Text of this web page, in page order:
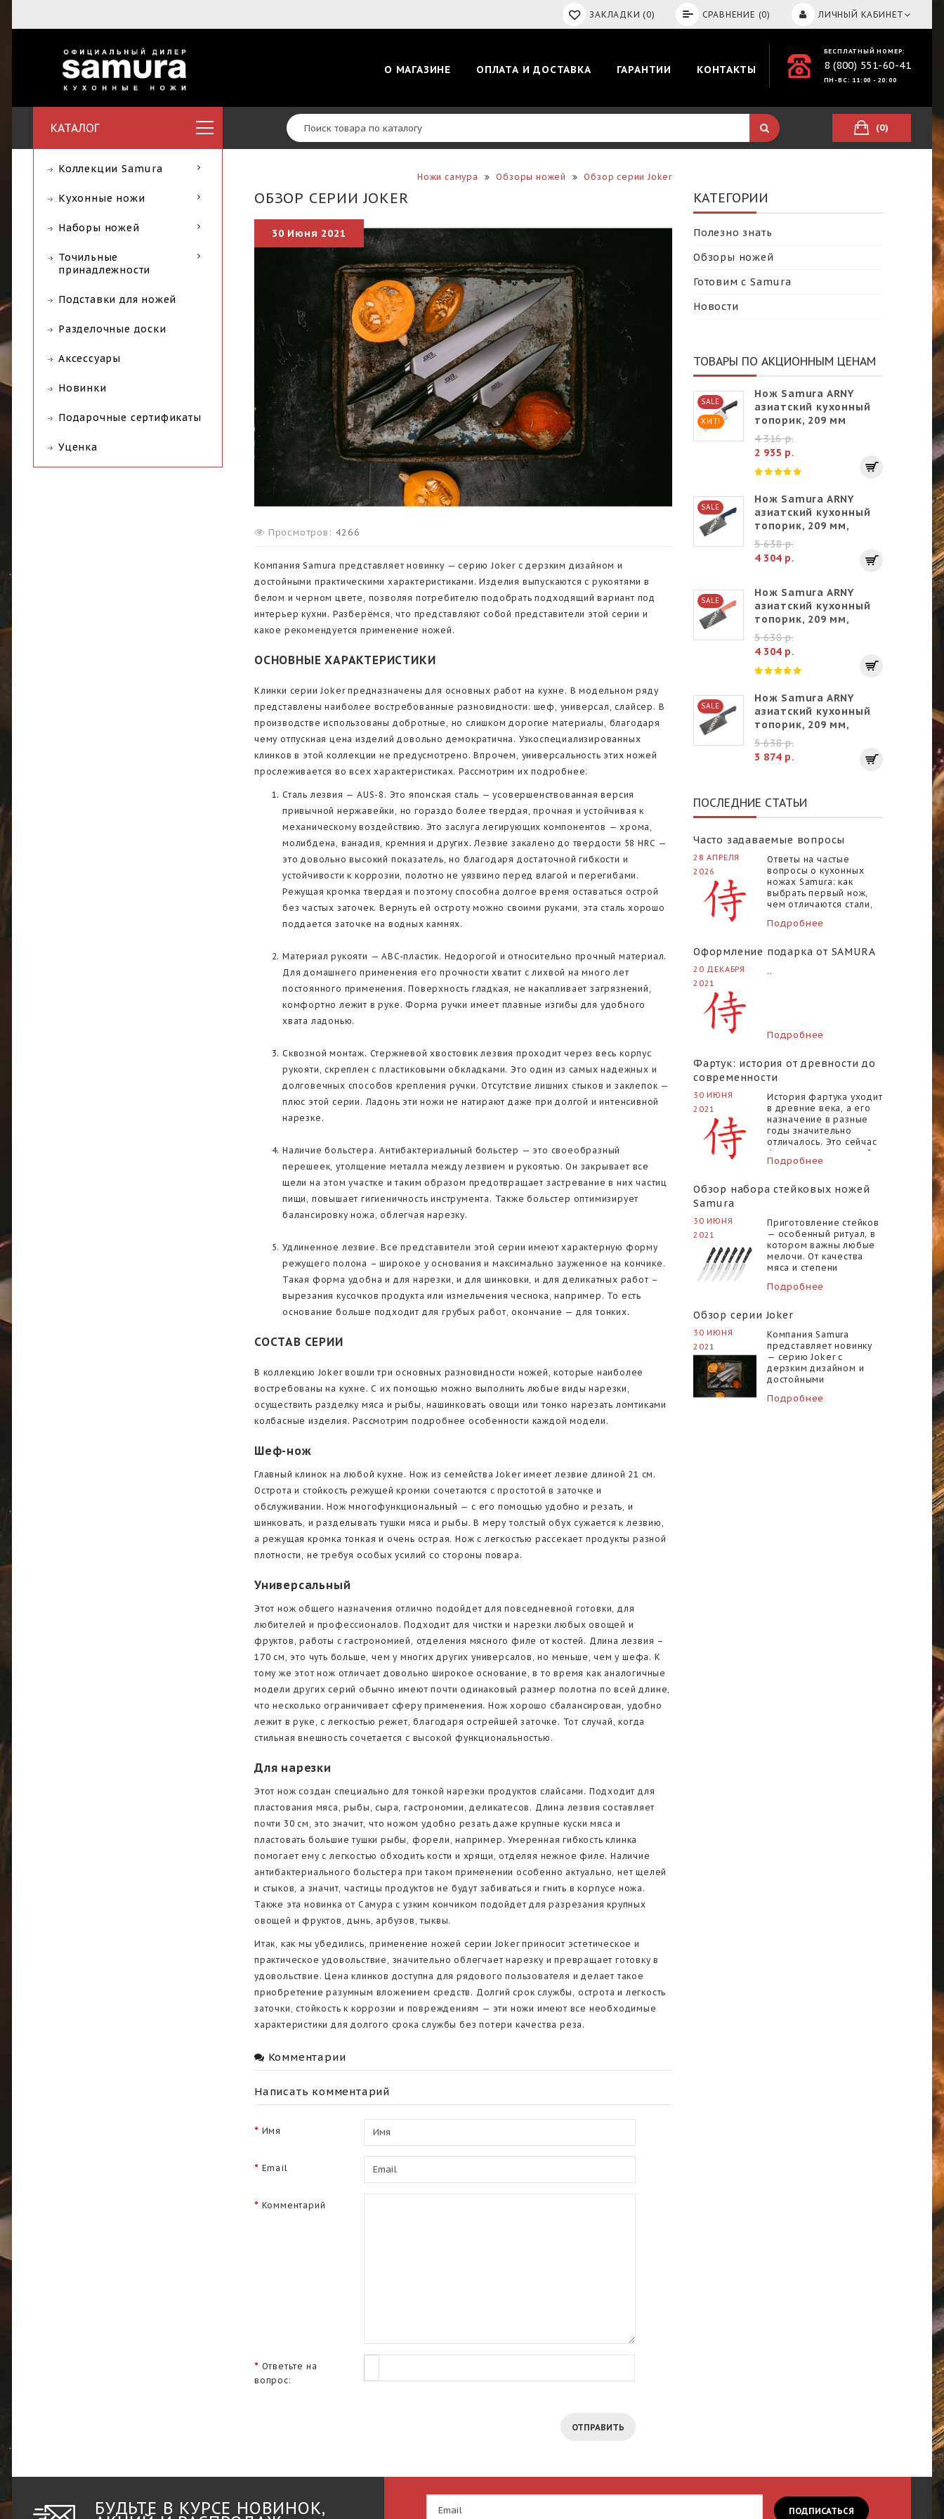
ЛИЧНЫЙ КАБИНЕТ
ЗАКЛАДКИ (0) СРАВНЕНИЕ (0)
БЕСПЛАТНЫЙ НОМЕР:
8 (800) 551-60-41
ПН-ВС: 11:00 - 20:00
О МАГАЗИНЕ ОПЛАТА И ДОСТАВКА ГАРАНТИИ КОНТАКТЫ
КАТАЛОГ (0)
Коллекции Samura
Кухонные ножи
Наборы ножей
Точильные
принадлежности
Подставки для ножей
Разделочные доски
Аксессуары
Новинки
Подарочные сертификаты
Уценка
Ножи самура Обзоры ножей Обзор серии Joker
ОБЗОР СЕРИИ JOKER
30 Июня 2021
Просмотров: 4266
Компания Samura представляет новинку — серию Joker с дерзким дизайном и
достойными практическими характеристиками. Изделия выпускаются с рукоятями в
белом и черном цвете, позволяя потребителю подобрать подходящий вариант под
интерьер кухни. Разберёмся, что представляют собой представители этой серии и
какое рекомендуется применение ножей.
ОСНОВНЫЕ ХАРАКТЕРИСТИКИ
Клинки серии Joker предназначены для основных работ на кухне. В модельном ряду
представлены наиболее востребованные разновидности: шеф, универсал, слайсер. В
производстве использованы добротные, но слишком дорогие материалы, благодаря
чему отпускная цена изделий довольно демократична. Узкоспециализированных
клинков в этой коллекции не предусмотрено. Впрочем, универсальность этих ножей
прослеживается во всех характеристиках. Рассмотрим их подробнее:
Сталь лезвия — AUS-8. Это японская сталь — усовершенствованная версия
привычной нержавейки, но гораздо более твердая, прочная и устойчивая к
механическому воздействию. Это заслуга легирующих компонентов — хрома,
молибдена, ванадия, кремния и других. Лезвие закалено до твердости 58 HRC —
это довольно высокий показатель, но благодаря достаточной гибкости и
устойчивости к коррозии, полотно не уязвимо перед влагой и перегибами.
Режущая кромка твердая и поэтому способна долгое время оставаться острой
без частых заточек. Вернуть ей остроту можно своими руками, эта сталь хорошо
поддается заточке на водных камнях.
Материал рукояти — ABC-пластик. Недорогой и относительно прочный материал.
Для домашнего применения его прочности хватит с лихвой на много лет
постоянного применения. Поверхность гладкая, не накапливает загрязнений,
комфортно лежит в руке. Форма ручки имеет плавные изгибы для удобного
хвата ладонью.
Сквозной монтаж. Стержневой хвостовик лезвия проходит через весь корпус
рукояти, скреплен с пластиковыми обкладками. Это один из самых надежных и
долговечных способов крепления ручки. Отсутствие лишних стыков и заклепок —
плюс этой серии. Ладонь эти ножи не натирают даже при долгой и интенсивной
нарезке.
Наличие больстера. Антибактериальный больстер — это своеобразный
перешеек, утолщение металла между лезвием и рукоятью. Он закрывает все
щели на этом участке и таким образом предотвращает застревание в них частиц
пищи, повышает гигиеничность инструмента. Также больстер оптимизирует
балансировку ножа, облегчая нарезку.
Удлиненное лезвие. Все представители этой серии имеют характерную форму
режущего полона – широкое у основания и максимально зауженное на кончике.
Такая форма удобна и для нарезки, и для шинковки, и для деликатных работ –
вырезания кусочков продукта или измельчения чеснока, например. То есть
основание больше подходит для грубых работ, окончание — для тонких.
СОСТАВ СЕРИИ
В коллекцию Joker вошли три основных разновидности ножей, которые наиболее
востребованы на кухне. С их помощью можно выполнить любые виды нарезки,
осуществить разделку мяса и рыбы, нашинковать овощи или тонко нарезать ломтиками
колбасные изделия. Рассмотрим подробнее особенности каждой модели.
Шеф-нож
Главный клинок на любой кухне. Нож из семейства Joker имеет лезвие длиной 21 см.
Острота и стойкость режущей кромки сочетаются с простотой в заточке и
обслуживании. Нож многофункциональный — с его помощью удобно и резать, и
шинковать, и разделывать тушки мяса и рыбы. В меру толстый обух сужается к лезвию,
а режущая кромка тонкая и очень острая. Нож с легкостью рассекает продукты разной
плотности, не требуя особых усилий со стороны повара.
Универсальный
Этот нож общего назначения отлично подойдет для повседневной готовки, для
любителей и профессионалов. Подходит для чистки и нарезки любых овощей и
фруктов, работы с гастрономией, отделения мясного филе от костей. Длина лезвия –
170 см, это чуть больше, чем у многих других универсалов, но меньше, чем у шефа. К
тому же этот нож отличает довольно широкое основание, в то время как аналогичные
модели других серий обычно имеют почти одинаковый размер полотна по всей длине,
что несколько ограничивает сферу применения. Нож хорошо сбалансирован, удобно
лежит в руке, с легкостью режет, благодаря острейшей заточке. Тот случай, когда
стильная внешность сочетается с высокой функциональностью.
Для нарезки
Этот нож создан специально для тонкой нарезки продуктов слайсами. Подходит для
пластования мяса, рыбы, сыра, гастрономии, деликатесов. Длина лезвия составляет
почти 30 см, это значит, что ножом удобно резать даже крупные куски мяса и
пластовать большие тушки рыбы, форели, например. Умеренная гибкость клинка
помогает ему с легкостью обходить кости и хрящи, отделяя нежное филе. Наличие
антибактериального больстера при таком применении особенно актуально, нет щелей
и стыков, а значит, частицы продуктов не будут забиваться и гнить в корпусе ножа.
Также эта новинка от Самура с узким кончиком подойдет для разрезания крупных
овощей и фруктов, дынь, арбузов, тыквы.
Итак, как мы убедились, применение ножей серии Joker приносит эстетическое и
практическое удовольствие, значительно облегчает нарезку и превращает готовку в
удовольствие. Цена клинков доступна для рядового пользователя и делает такое
приобретение разумным вложением средств. Долгий срок службы, острота и легкость
заточки, стойкость к коррозии и повреждениям — эти ножи имеют все необходимые
характеристики для долгого срока службы без потери качества реза.
Комментарии
Написать комментарий
Имя
Email
Комментарий
Ответьте на
вопрос:
ОТПРАВИТЬ
КАТЕГОРИИ
Полезно знать
Обзоры ножей
Готовим с Samura
Новости
ТОВАРЫ ПО АКЦИОННЫМ ЦЕНАМ
SALE
ХИТ!
Нож Samura ARNY
азиатский кухонный
топорик, 209 мм
2 935 р.
4 316 р.
SALE
Нож Samura ARNY
азиатский кухонный
топорик, 209 мм,
бирюзовый
4 304 р.
5 638 р.
SALE
Нож Samura ARNY
азиатский кухонный
топорик, 209 мм,
коралловый
4 304 р.
5 638 р.
SALE
Нож Samura ARNY
азиатский кухонный
топорик, 209 мм,
серый
3 874 р.
5 638 р.
ПОСЛЕДНИЕ СТАТЬИ
Часто задаваемые вопросы
28 АПРЕЛЯ
2026
Ответы на частые
вопросы о кухонных
ножах Samura: как
выбрать первый нож,
чем отличаются стали,
ножами и чем их
Подробнее
Оформление подарка от SAMURA
20 ДЕКАБРЯ
2021
..
Подробнее
Фартук: история от древности до
современности
30 ИЮНЯ
2021
История фартука уходит
в древние века, а его
назначение в разные
годы значительно
отличалось. Это сейчас
фартук — неизменный
аксессуар повара,
представителей других
Подробнее
Обзор набора стейковых ножей
Samura
30 ИЮНЯ
2021
Приготовление стейков
— особенный ритуал, в
котором важны любые
мелочи. От качества
мяса и степени
консистенция блюда, а
— удобство
эстетик..
Подробнее
Обзор серии Joker
30 ИЮНЯ
2021
Компания Samura
представляет новинку
— серию Joker с
дерзким дизайном и
достойными
характеристиками.
Подробнее
БУДЬТЕ В КУРСЕ НОВИНОК,